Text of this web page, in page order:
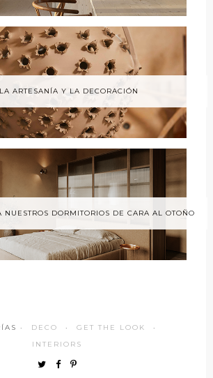
LA ARTESANÍA Y LA DECORACIÓN
NUESTROS DORMITORIOS DE CARA AL OTOÑO
· DECO · GET THE LOOK
·
INTERIORS